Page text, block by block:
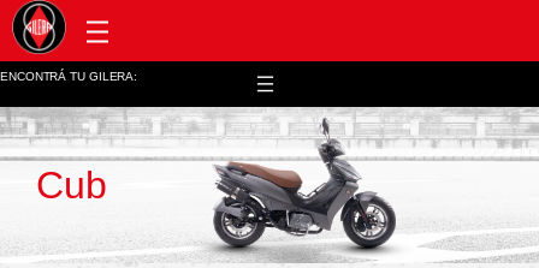
ENCONTRÁ TU GILERA:
Cub